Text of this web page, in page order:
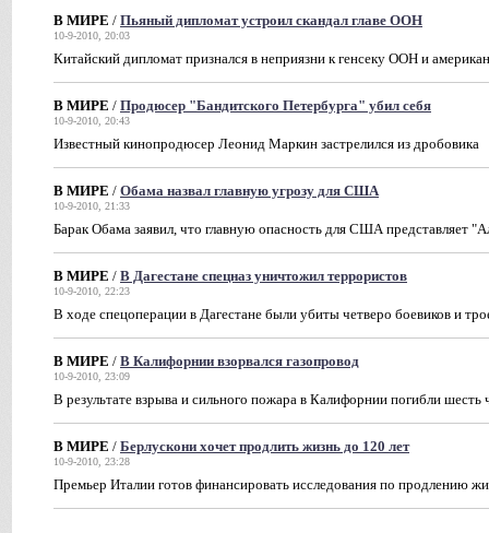
В МИРЕ / Пьяный дипломат устроил скандал главе ООН
10-9-2010, 20:03
Китайский дипломат признался в неприязни к генсеку ООН и
В МИРЕ / Продюсер "Бандитского Петербурга" убил себя
10-9-2010, 20:43
Известный кинопродюсер Леонид Маркин застрелился из дробовика
В МИРЕ / Обама назвал главную угрозу для США
10-9-2010, 21:33
Барак Обама заявил, что главную опасность для США представляет
В МИРЕ / В Дагестане спецназ уничтожил террористов
10-9-2010, 22:23
В ходе спецоперации в Дагестане были убиты четверо боевиков и
В МИРЕ / В Калифорнии взорвался газопровод
10-9-2010, 23:09
В результате взрыва и сильного пожара в Калифорнии погибли шесть
В МИРЕ / Берлускони хочет продлить жизнь до 120 лет
10-9-2010, 23:28
Премьер Италии готов финансировать исследования по продлению